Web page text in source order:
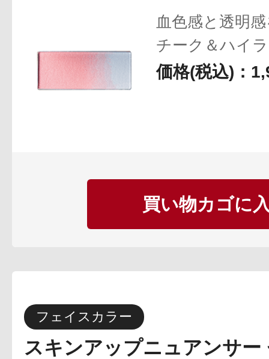
プリマモイスト
クレンズオイル
ボディケア
血色感と透明
チーク＆ハイ
価格(税込)：
買い物カゴに
フェイスカラー
スキンアップニュアンサー